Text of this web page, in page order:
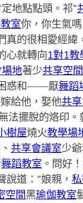
地點點頭。祁“
室你，你生氣
真的很相愛經緯
心就轉向1對1教
地著少共享空間
惑和——厭舞蹈
給他，娶他共
法擺脫的烙印。
樹屋燒火教學場
共享會議室少
舞蹈教室。問好！
說道：“娘親，
空間黑瑜伽教室